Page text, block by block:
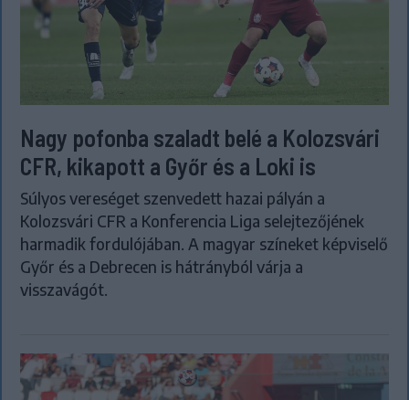
Nagy pofonba szaladt belé a Kolozsvári
CFR, kikapott a Győr és a Loki is
Súlyos vereséget szenvedett hazai pályán a
Kolozsvári CFR a Konferencia Liga selejtezőjének
harmadik fordulójában. A magyar színeket képviselő
Győr és a Debrecen is hátrányból várja a
visszavágót.